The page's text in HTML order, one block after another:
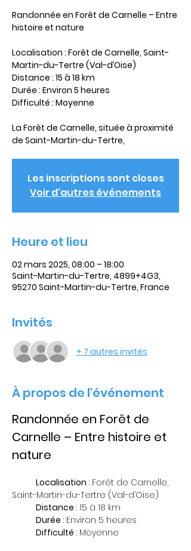
Randonnée en Forêt de Carnelle – Entre
histoire et nature
Localisation : Forêt de Carnelle, Saint-
Martin-du-Tertre (Val-d’Oise)
Distance : 15 à 18 km
Durée : Environ 5 heures
Difficulté : Moyenne
La Forêt de Carnelle, située à proximité
de Saint-Martin-du-Tertre,
Les inscriptions sont closes
Voir d'autres événements
Heure et lieu
02 mars 2025, 08:00 – 18:00
Saint-Martin-du-Tertre, 4899+4G3,
95270 Saint-Martin-du-Tertre, France
Invités
+ 7 autres invités
À propos de l'événement
Randonnée en Forêt de
Carnelle – Entre histoire et
nature
	Localisation
: Forêt de Carnelle,
Saint-Martin-du-Tertre (Val-d’Oise)
	Distance
: 15 à 18 km
	Durée
: Environ 5 heures
	Difficulté
: Moyenne